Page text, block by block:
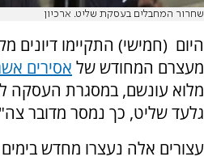
שחרור המחבלים בעסקת שליט. ארכיון
היום (חמישי) התקיימו דיונים
מעצרם המחודש של אסירים
מלוא עונשם, במסגרת העסקה
גלעד שליט, כך נמסר מדובר
עצורים אלה נעצרו מחדש